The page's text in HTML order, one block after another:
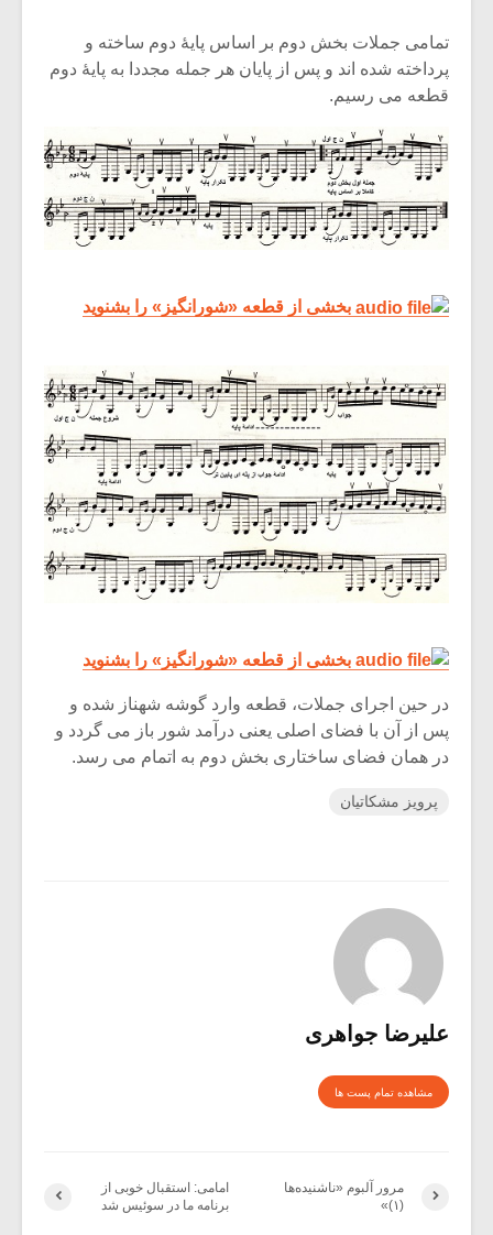
تمامی جملات بخش دوم بر اساس پایۀ دوم ساخته و
پرداخته شده اند و پس از پایان هر جمله مجددا به پایۀ دوم
قطعه می رسیم.
بخشی از قطعه «شورانگیز» را بشنوید
بخشی از قطعه «شورانگیز» را بشنوید
در حین اجرای جملات، قطعه وارد گوشه شهناز شده و
پس از آن با فضای اصلی یعنی درآمد شور باز می گردد و
در همان فضای ساختاری بخش دوم به اتمام می رسد.
پرویز مشکاتیان
علیرضا جواهری
مشاهده تمام پست ها
امامی: استقبال خوبی از
برنامه ما در سوئیس شد
مرور آلبوم «ناشنیده‌ها
(۱)»